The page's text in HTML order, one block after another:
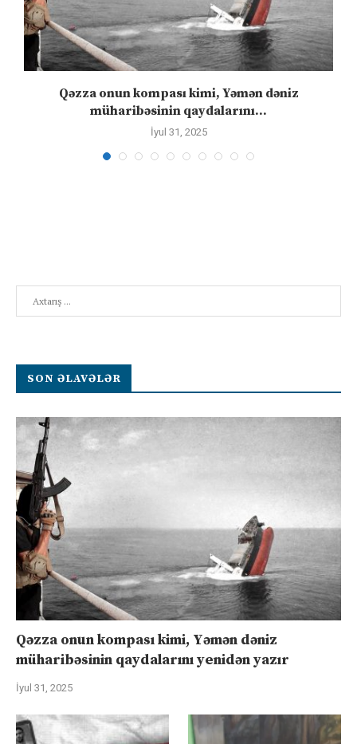
Qəzza onun kompası kimi, Yəmən dəniz
müharibəsinin qaydalarını...
İyul 31, 2025
SON ƏLAVƏLƏR
Qəzza onun kompası kimi, Yəmən dəniz
müharibəsinin qaydalarını yenidən yazır
İyul 31, 2025